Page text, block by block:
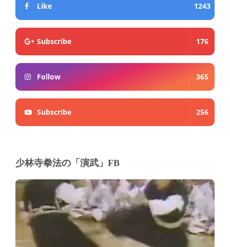
Like 1243
Subscribe 176
Follow 365
Subscribe 256
少林寺拳法の「演武」FB